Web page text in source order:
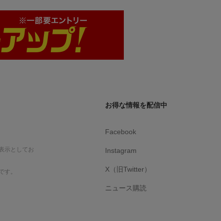
示としてお
。
お得な情報を配信中
Facebook
Instagram
X（旧Twitter）
ニュース購読